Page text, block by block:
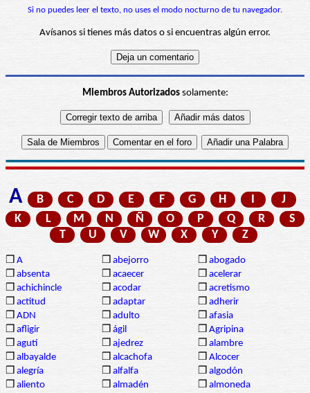
Si no puedes leer el texto, no uses el modo nocturno de tu navegador.
Avísanos si tienes más datos o si encuentras algún error.
Miembros Autorizadossolamente:
A B C D E F G H I
J
K
L M N Ñ O P Q R
S
T
U V W X Y Z
❒ A ❒ abejorro ❒ abogado
❒ absenta ❒ acaecer ❒ acelerar
❒ achichincle ❒ acodar ❒ acretismo
❒ actitud ❒ adaptar ❒ adherir
❒ ADN ❒ adulto ❒ afasia
❒ afligir ❒ ágil ❒ Agripina
❒ agutí ❒ ajedrez ❒ alambre
❒ albayalde ❒ alcachofa ❒ Alcocer
❒ alegría ❒ alfalfa ❒ algodón
❒ aliento ❒ almadén ❒ almoneda